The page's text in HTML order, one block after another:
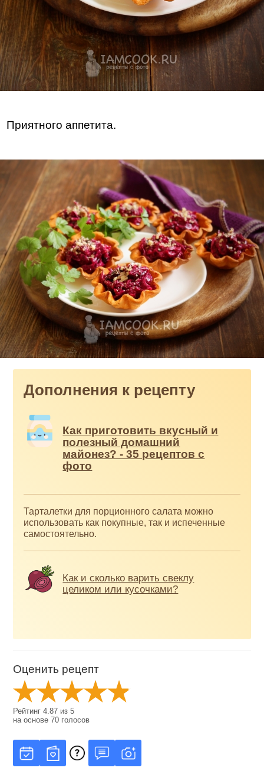
Приятного аппетита.
Дополнения к рецепту
Как приготовить вкусный и
полезный домашний
майонез? - 35 рецептов с
фото
Тарталетки для порционного салата можно
использовать как покупные, так и испеченные
самостоятельно.
Как и сколько варить свеклу
целиком или кусочками?
Оценить рецепт
Рейтинг4.87 из5
на основе70 голосов